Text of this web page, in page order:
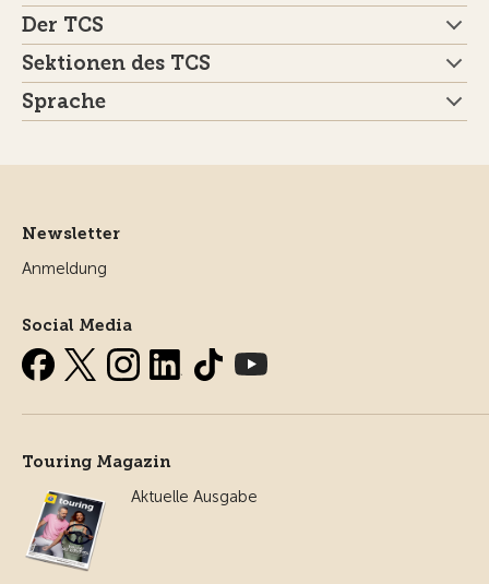
Der TCS
Sektionen des TCS
Sprache
Newsletter
Anmeldung
Social Media
Touring Magazin
Aktuelle Ausgabe